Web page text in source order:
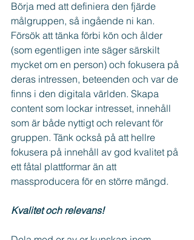
Börja med att definiera den fjärde
målgruppen, så ingående ni kan.
Försök att tänka förbi kön och ålder
(som egentligen inte säger särskilt
mycket om en person) och fokusera på
deras intressen, beteenden och var de
finns i den digitala världen. Skapa
content som lockar intresset, innehåll
som är både nyttigt och relevant för
gruppen. Tänk också på att hellre
fokusera på innehåll av god kvalitet på
ett fåtal plattformar än att
massproducera för en större mängd.
Kvalitet och relevans!